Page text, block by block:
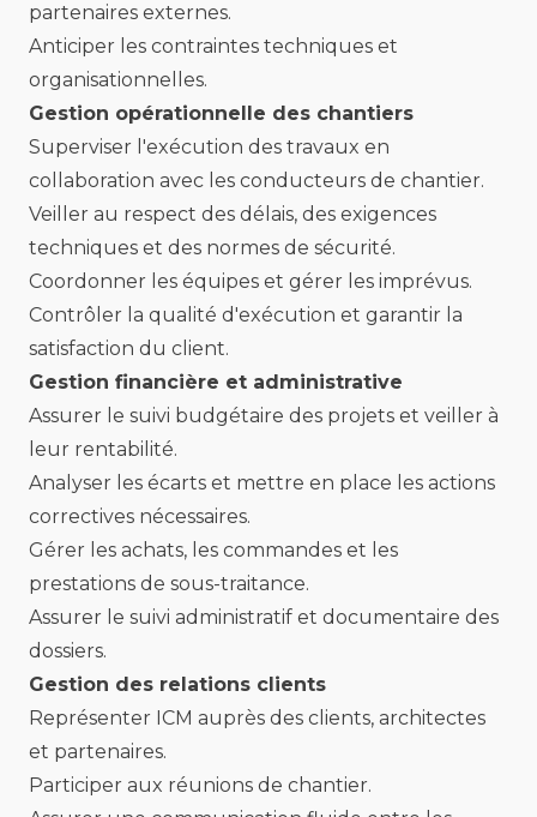
partenaires externes.
Anticiper les contraintes techniques et
organisationnelles.
Gestion opérationnelle des chantiers
Superviser l'exécution des travaux en
collaboration avec les conducteurs de chantier.
Veiller au respect des délais, des exigences
techniques et des normes de sécurité.
Coordonner les équipes et gérer les imprévus.
Contrôler la qualité d'exécution et garantir la
satisfaction du client.
Gestion financière et administrative
Assurer le suivi budgétaire des projets et veiller à
leur rentabilité.
Analyser les écarts et mettre en place les actions
correctives nécessaires.
Gérer les achats, les commandes et les
prestations de sous-traitance.
Assurer le suivi administratif et documentaire des
dossiers.
Gestion des relations clients
Représenter ICM auprès des clients, architectes
et partenaires.
Participer aux réunions de chantier.